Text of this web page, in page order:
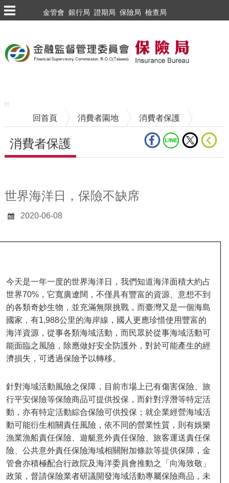
跳到主要內容區塊
金管會 銀行局 證期局 保險局 檢查局
:::
回首頁 消費者園地 消費者保護
消費者保護
世界海洋日，保險不缺席
2020-06-08
今天是一年一度的世界海洋日，我們知道海洋面積大約占
世界70% ，它寬廣遼闊，不僅具有豐富的資源、意想不到
的各類奇妙生物，並充滿無限挑戰，而臺灣又是一個海島
國家，有1,988公里的海岸線，國人更應珍惜使用豐富的
海洋資源，從事各類海域活動，而民眾於從事海域活動可
能面臨之風險，除應做好安全防護外，對於可能產生的經
濟損失，可透過保險予以轉移。
針對海域活動風險之保障，目前市場上已有傷害保險、旅
行平安保險等保險商品可提供投保，而針對浮潛等特定活
動，亦有特定活動綜合保險可供投保；就企業經營海域活
動可能衍生相關責任風險，依不同的營業性質，則有娛樂
漁業漁船責任保險、遊艇意外責任保險、旅客運送責任保
險、公共意外責任保險海域相關附加條款等提供保障，金
管會亦積極配合行政院及海洋委員會推動之「向海致敬」
政策，督請保險業者研議開發海域活動專屬保險商品，未